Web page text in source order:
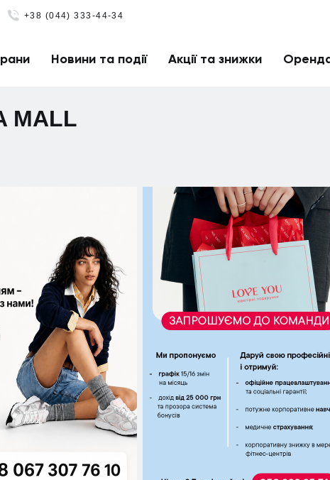
+38 (044) 333-44-34
Новини та події Акції та знижки
MALL